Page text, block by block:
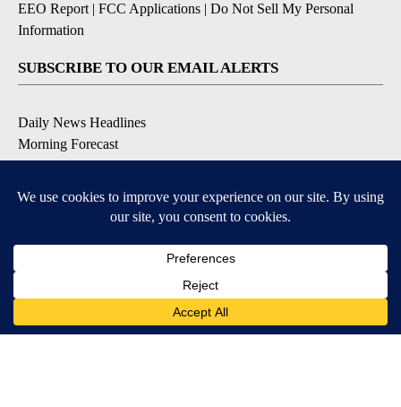
EEO Report | FCC Applications | Do Not Sell My Personal
Information
SUBSCRIBE TO OUR EMAIL ALERTS
Daily News Headlines
Morning Forecast
Breaking News
Contests & Promotions
DOWNLOAD OUR APPS
Available for iOS and Android